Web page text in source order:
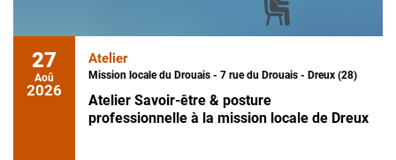
27
Aoû
2026
Atelier
Mission locale du Drouais - 7 rue du Drouais - Dreux (28)
Atelier Savoir-être & posture
professionnelle à la mission locale de Dreux